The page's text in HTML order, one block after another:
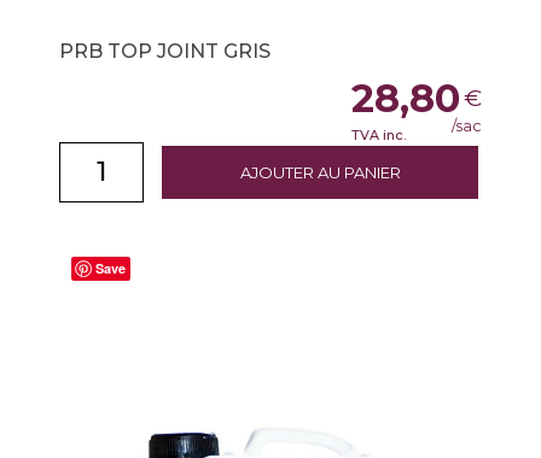
PRB TOP JOINT GRIS
AJOUTER AU PANIER
28,80€
TVA inc. /sac
Save